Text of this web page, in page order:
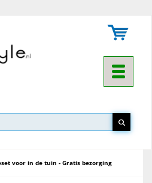
Toggle
▼
voor in de tuin - Gratis bezorging